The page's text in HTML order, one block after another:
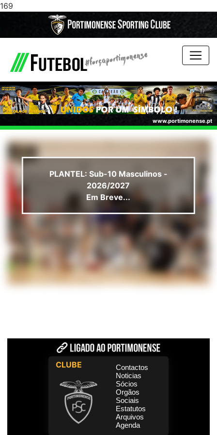
169
www.portimonense.pt
PLANTEL: Sub-10 Masculinos -
2026/2027
Em Breve...
CLUBE
Contactos
Noticias
Sócios
Orgãos
Sociais
Estatutos
Arquivos
Agenda